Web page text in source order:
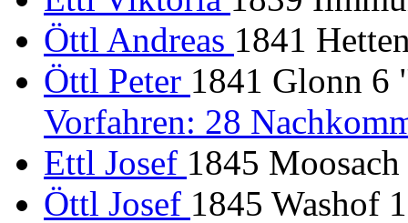
Öttl Andreas 1841
Öttl Peter 1841 Glonn 6
Vorfahren: 28
Ettl Josef 1845
Öttl Josef 1845 Washof